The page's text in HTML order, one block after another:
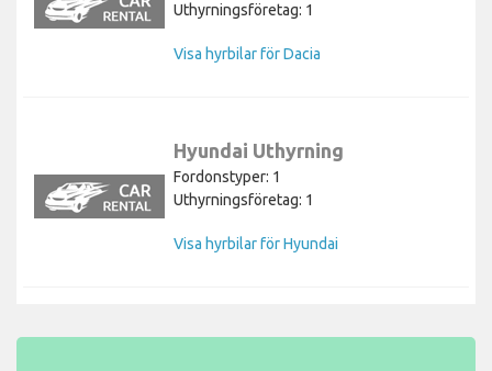
Uthyrningsföretag: 1
Visa hyrbilar för Dacia
Hyundai Uthyrning
Fordonstyper: 1
Uthyrningsföretag: 1
Visa hyrbilar för Hyundai